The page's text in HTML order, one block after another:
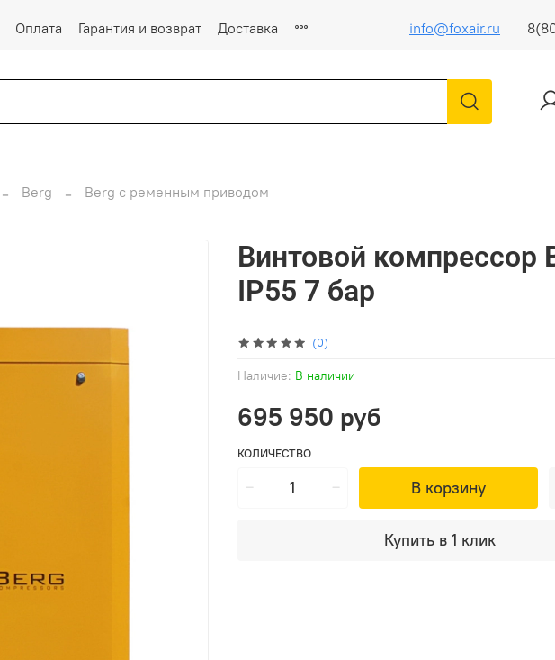
Оплата Гарантия и возврат Доставка info@foxair.ru
Berg Berg с ременным приводом
(0)
Наличие: В наличии
Винтовой компрессор
IP55 7 бар
695 950 руб
КОЛИЧЕСТВО
В корзину
Купить в 1 клик